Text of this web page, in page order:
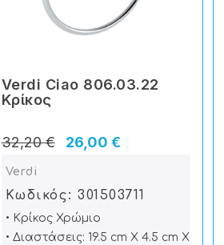
Verdi Ciao 806.03.22
Κρίκος
26,00 €
32,20 €
Verdi
Κωδικός: 301503711
• Κρίκος Χρώμιο
• Διαστάσεις: 19.5 cm X 4.5 cm X